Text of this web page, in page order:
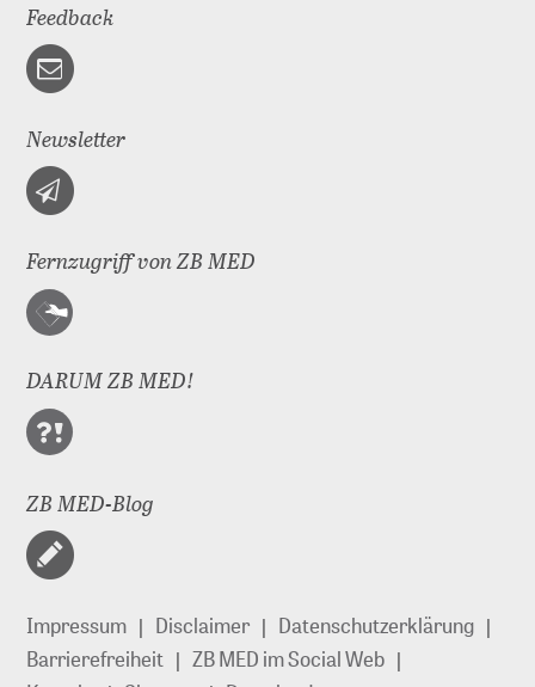
Feedback
Newsletter
Fernzugriff von ZB MED
DARUM ZB MED!
ZB MED-Blog
Impressum Disclaimer
Datenschutzerklärung
Barrierefreiheit
ZB MED im Social Web